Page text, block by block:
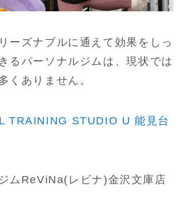
ーズナブルに通えて効果をしっ
るパーソナルジムは、現状では
くありません。
TRAINING STUDIO U 能見台
ムReViNa(レビナ)金沢文庫店